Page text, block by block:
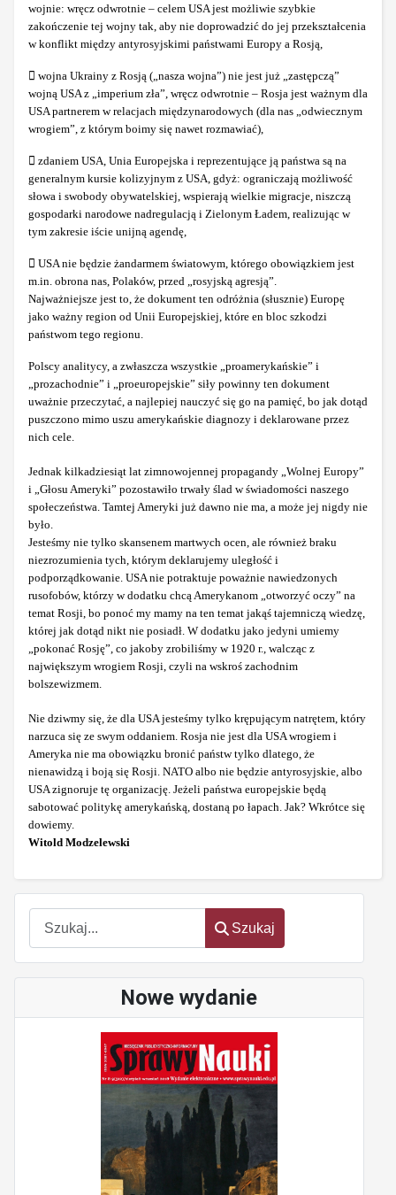
Szukaj
Szukaj
Nowe wydanie
wojnie: wręcz odwrotnie – celem USA jest możliwie szybkie
zakończenie tej wojny tak, aby nie doprowadzić do jej przekształcenia
w konflikt między antyrosyjskimi państwami Europy a Rosją,
 wojna Ukrainy z Rosją („nasza wojna”) nie jest już „zastępczą”
wojną USA z „imperium zła”, wręcz odwrotnie – Rosja jest ważnym dla
USA partnerem w relacjach międzynarodowych (dla nas „odwiecznym
wrogiem”, z którym boimy się nawet rozmawiać),
 zdaniem USA, Unia Europejska i reprezentujące ją państwa są na
generalnym kursie kolizyjnym z USA, gdyż: ograniczają możliwość
słowa i swobody obywatelskiej, wspierają wielkie migracje, niszczą
gospodarki narodowe nadregulacją i Zielonym Ładem, realizując w
tym zakresie iście unijną agendę,
 USA nie będzie żandarmem światowym, którego obowiązkiem jest
m.in. obrona nas, Polaków, przed „rosyjską agresją”.
Najważniejsze jest to, że dokument ten odróżnia (słusznie) Europę
jako ważny region od Unii Europejskiej, które en bloc szkodzi
państwom tego regionu.
Polscy analitycy, a zwłaszcza wszystkie „proamerykańskie” i
„prozachodnie” i „proeuropejskie” siły powinny ten dokument
uważnie przeczytać, a najlepiej nauczyć się go na pamięć, bo jak dotąd
puszczono mimo uszu amerykańskie diagnozy i deklarowane przez
nich cele.
Jednak kilkadziesiąt lat zimnowojennej propagandy „Wolnej Europy”
i „Głosu Ameryki” pozostawiło trwały ślad w świadomości naszego
społeczeństwa. Tamtej Ameryki już dawno nie ma, a może jej nigdy nie
było.
Jesteśmy nie tylko skansenem martwych ocen, ale również braku
niezrozumienia tych, którym deklarujemy uległość i
podporządkowanie. USA nie potraktuje poważnie nawiedzonych
rusofobów, którzy w dodatku chcą Amerykanom „otworzyć oczy” na
temat Rosji, bo ponoć my mamy na ten temat jakąś tajemniczą wiedzę,
której jak dotąd nikt nie posiadł. W dodatku jako jedyni umiemy
„pokonać Rosję”, co jakoby zrobiliśmy w 1920 r., walcząc z
największym wrogiem Rosji, czyli na wskroś zachodnim
bolszewizmem.
Nie dziwmy się, że dla USA jesteśmy tylko krępującym natrętem, który
narzuca się ze swym oddaniem. Rosja nie jest dla USA wrogiem i
Ameryka nie ma obowiązku bronić państw tylko dlatego, że
nienawidzą i boją się Rosji. NATO albo nie będzie antyrosyjskie, albo
USA zignoruje tę organizację. Jeżeli państwa europejskie będą
sabotować politykę amerykańską, dostaną po łapach. Jak? Wkrótce się
dowiemy.
Witold Modzelewski